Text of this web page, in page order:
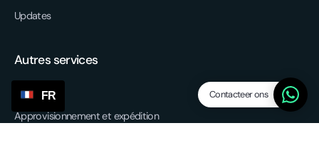
Contacteer ons
Updates
Autres services
Approvisionnement et expédition
FR